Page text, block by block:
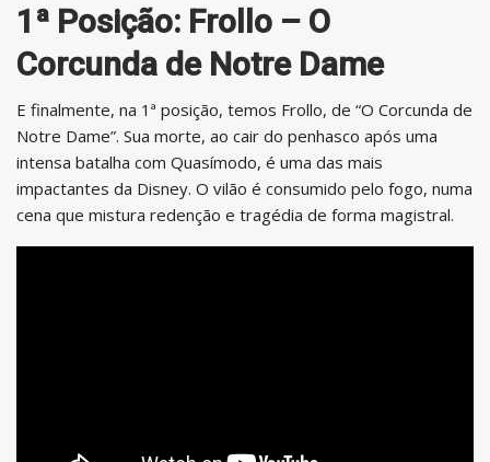
1ª Posição: Frollo – O
Corcunda de Notre Dame
E finalmente, na 1ª posição, temos Frollo, de “O Corcunda de
Notre Dame”. Sua morte, ao cair do penhasco após uma
intensa batalha com Quasímodo, é uma das mais
impactantes da Disney. O vilão é consumido pelo fogo, numa
cena que mistura redenção e tragédia de forma magistral.